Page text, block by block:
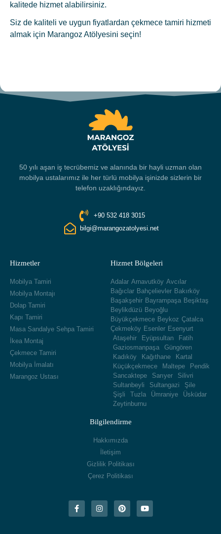
kalitede hizmet alabilirsiniz.
Siz de kaliteli ve uygun fiyatlardan çekmece tamiri hizmeti
almak için Marangoz Atölyesini seçin!
50 yılı aşan iş tecrübemiz ve alanında bir hayli uzman olan
mobilya ustalarımız ile her türlü mobilya işinizde sizlerin bir
telefon uzaklığındayız.
+90 532 418 3015
bilgi@marangozatolyesi.net
Hizmetler
Mobilya Tamiri
Mobilya Montajı
Dolap Tamiri
Kapı Tamiri
Masa Sandalye Sehpa Tamiri
İkea Montaj
Çekmece Tamiri
Mobilya İmalatı
Marangoz Ustası
Hizmet Bölgeleri
Adalar Arnavutköy Avcılar
Bağıclar Bahçelievler Bakırköy
Başakşehir Bayrampaşa Beşiktaş
Beylikdüzü Beyoğlu
Büyükçekmece Beykoz Çatalca
Çekmeköy Esenler Esenyurt
Ataşehir
Eyüpsultan
Fatih
Gaziosmanpaşa
Güngören
Kadıköy
Kağıthane
Kartal
Küçükçekmece
Maltepe
Pendik
Sancaktepe
Sarıyer
Silivri
Sultanbeyli
Sultangazi
Şile
Şişli
Tuzla Ümraniye
Üsküdar
Zeytinburnu
Bilgilendirme
Hakkımızda
İletişim
Gizlilik Politikası
Çerez Politikası